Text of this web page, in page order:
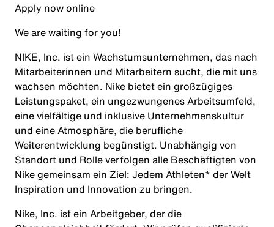
Apply now online
We are waiting for you!
NIKE, Inc. ist ein Wachstumsunternehmen, das nach
Mitarbeiterinnen und Mitarbeitern sucht, die mit uns
wachsen möchten. Nike bietet ein großzügiges
Leistungspaket, ein ungezwungenes Arbeitsumfeld,
eine vielfältige und inklusive Unternehmenskultur
und eine Atmosphäre, die berufliche
Weiterentwicklung begünstigt. Unabhängig von
Standort und Rolle verfolgen alle Beschäftigten von
Nike gemeinsam ein Ziel: Jedem Athleten* der Welt
Inspiration und Innovation zu bringen.
Nike, Inc. ist ein Arbeitgeber, der die